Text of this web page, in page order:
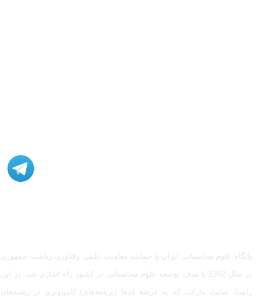
پایگاه علوم محاسباتی ایران با حمایت معاونت علمی وفناوری ریاست جمهوری
در سال 1392 با هدف توسعه علوم محاسباتی در کشور راه اندازی شد. در این
راستا، سایت مارکت کد به عرضه کدها (برنامه‌های) کامپیوتری در رشته‌های